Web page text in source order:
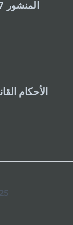
الأحكام